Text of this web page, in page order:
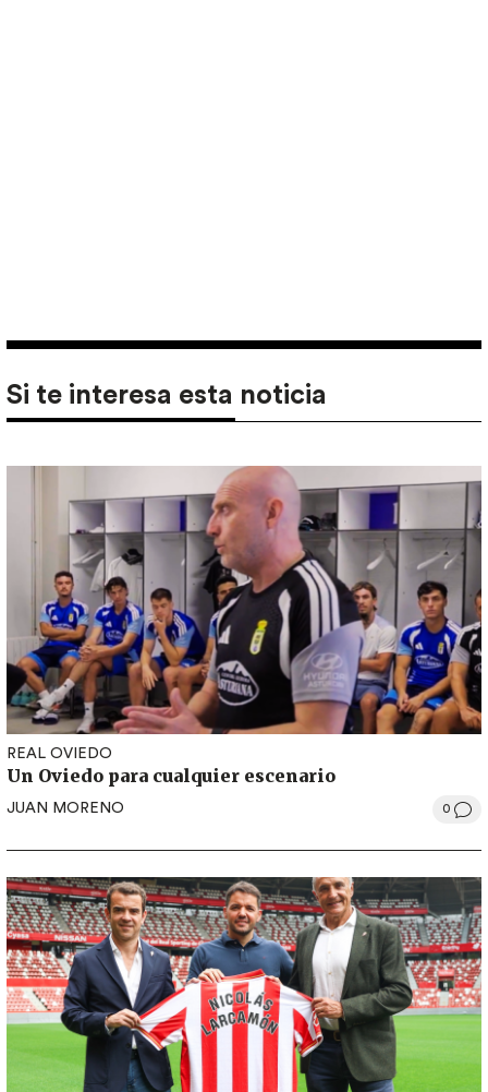
Si te interesa esta noticia
REAL OVIEDO
Un Oviedo para cualquier escenario
JUAN MORENO 0